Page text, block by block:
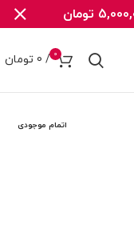
0
/
0 تومان
اتمام موجودی